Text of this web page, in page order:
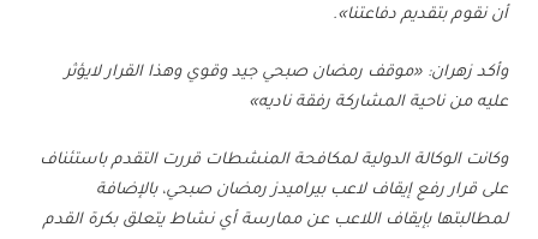
أن نقوم بتقديم دفاعتنا».
وأكد زهران: «موقف رمضان صبحي جيد وقوي وهذا القرار لايؤثر
عليه من ناحية المشاركة رفقة ناديه»
وكانت الوكالة الدولية لمكافحة المنشطات قررت التقدم باستئناف
على قرار رفع إيقاف لاعب بيراميدز رمضان صبحي، بالإضافة
لمطالبتها بإيقاف اللاعب عن ممارسة أي نشاط يتعلق بكرة القدم